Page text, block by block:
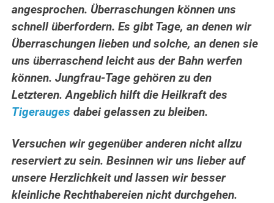
angesprochen. Überraschungen können uns
schnell überfordern. Es gibt Tage, an denen wir
Überraschungen lieben und solche, an denen sie
uns überraschend leicht aus der Bahn werfen
können. Jungfrau-Tage gehören zu den
Letzteren. Angeblich hilft die Heilkraft des
Tigerauges dabei gelassen zu bleiben.
Versuchen wir gegenüber anderen nicht allzu
reserviert zu sein. Besinnen wir uns lieber auf
unsere Herzlichkeit und lassen wir besser
kleinliche Rechthabereien nicht durchgehen.